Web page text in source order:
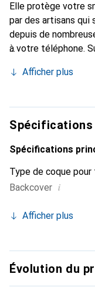
Elle protège votre
par des artisans qui
depuis de
à votre téléphone.
l'accessoire chic et
haute qualité, la
clientèle exigeante.
Afficher plus
Spécifications
Spécifications
Type de coque
Backcover i
Afficher plus
Évolution du